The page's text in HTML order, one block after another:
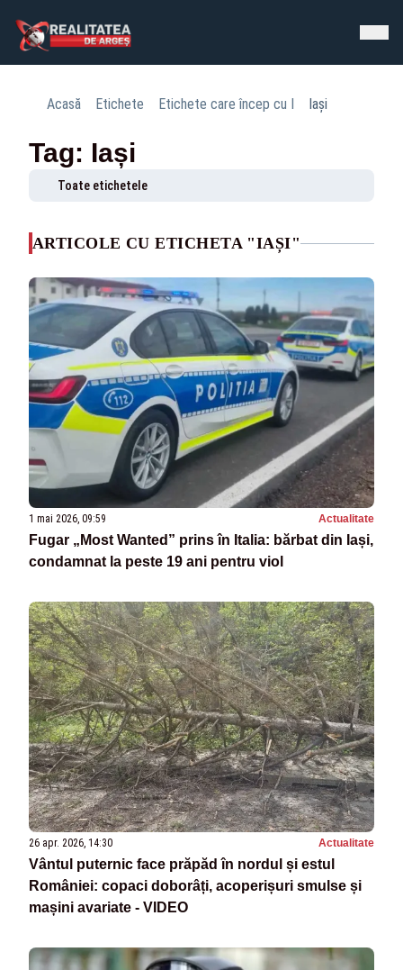
Acasă Etichete Etichete care încep cu I Iași
Tag: Iași
Toate etichetele
ARTICOLE CU ETICHETA "IAȘI"
1 mai 2026, 09:59 Actualitate
Fugar „Most Wanted” prins în Italia: bărbat din Iași,
condamnat la peste 19 ani pentru viol
26 apr. 2026, 14:30 Actualitate
Vântul puternic face prăpăd în nordul și estul
României: copaci doborâți, acoperișuri smulse și
mașini avariate - VIDEO